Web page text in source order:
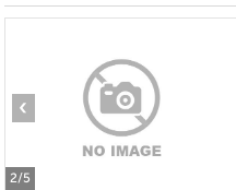
2/5
‹